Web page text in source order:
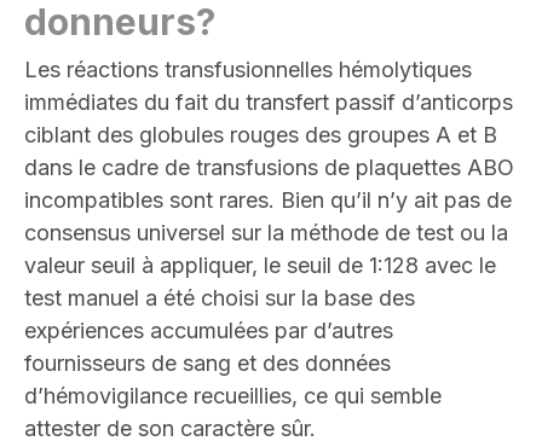
donneurs?
Les réactions transfusionnelles hémolytiques
immédiates du fait du transfert passif d’anticorps
ciblant des globules rouges des groupes A et B
dans le cadre de transfusions de plaquettes ABO
incompatibles sont rares. Bien qu’il n’y ait pas de
consensus universel sur la méthode de test ou la
valeur seuil à appliquer, le seuil de 1:128 avec le
test manuel a été choisi sur la base des
expériences accumulées par d’autres
fournisseurs de sang et des données
d’hémovigilance recueillies, ce qui semble
attester de son caractère sûr.